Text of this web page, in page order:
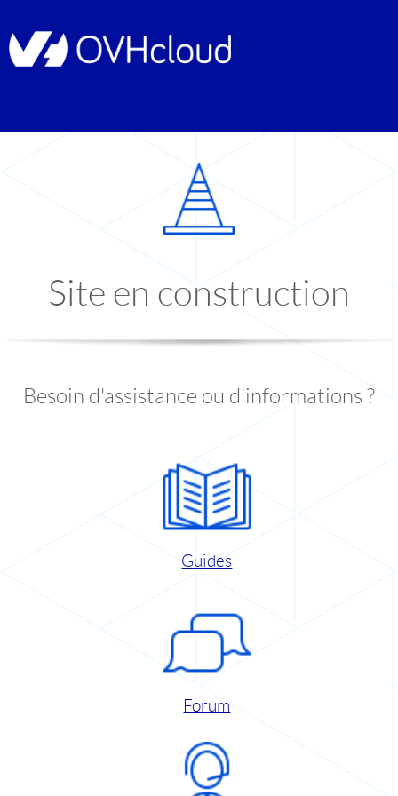
Site en construction
Besoin d'assistance ou d'informations ?
Guides
Forum